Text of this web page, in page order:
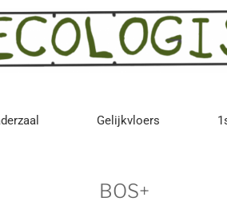
Gelijkvloers
BOS+